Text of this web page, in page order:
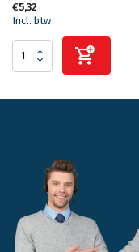
€5,32
Incl. btw